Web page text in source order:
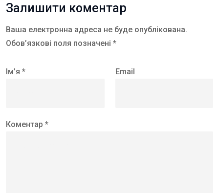
Залишити коментар
Ваша електронна адреса не буде опублікована.
Обов’язкові поля позначені *
Ім’я * Email
Коментар *